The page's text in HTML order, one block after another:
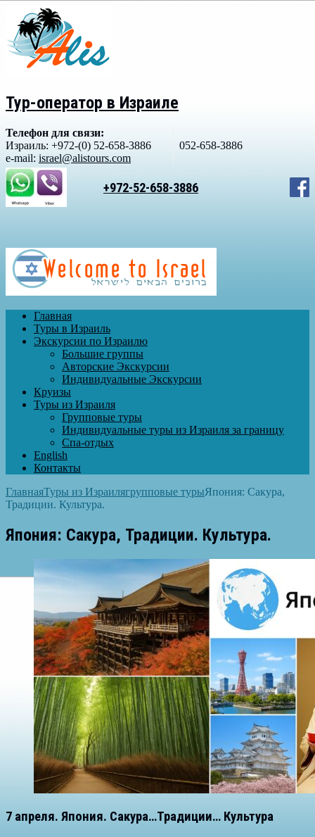
Тур-оператор в Израиле
Телефон для связи:
Израиль: +972-(0) 52-658-3886
052-658-3886
e-mail: israel@alistours.com
+972-52-658-3886
Главная
Туры в Израиль
Экскурсии по Израилю
Большие группы
Авторские Экскурсии
Индивидуальные Экскурсии
Круизы
Туры из Израиля
Групповые туры
Индивидуальные туры из Израиля за границу
Спа-отдых
English
Контакты
ГлавнаяТуры из Израилягрупповые турыЯпония: Сакура,
Традиции. Культура.
Япония: Сакура, Традиции. Культура.
7 апреля. Япония. Сакура…Традиции… Культура